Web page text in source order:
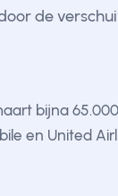
de
bijna
en United